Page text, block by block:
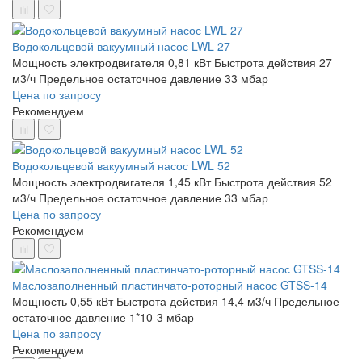
Водокольцевой вакуумный насос LWL 27
Мощность электродвигателя 0,81 кВт Быстрота действия 27
м3/ч Предельное остаточное давление 33 мбар
Цена по запросу
Рекомендуем
Водокольцевой вакуумный насос LWL 52
Мощность электродвигателя 1,45 кВт Быстрота действия 52
м3/ч Предельное остаточное давление 33 мбар
Цена по запросу
Рекомендуем
Маслозаполненный пластинчато-роторный насос GTSS-14
Мощность 0,55 кВт Быстрота действия 14,4 м3/ч Предельное
остаточное давление 1*10-3 мбар
Цена по запросу
Рекомендуем